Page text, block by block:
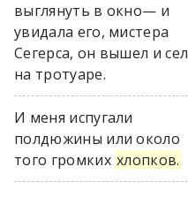
выглянуть в окно— и
увидала его, мистера
Сегерса, он вышел и сел
на тротуаре.
И меня испугали
полдюжины или около
того громких хлопков.